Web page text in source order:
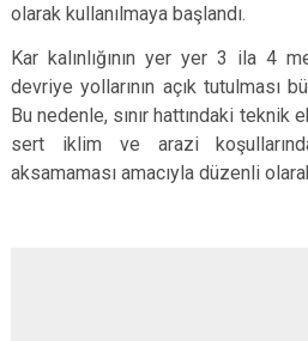
olarak kullanılmaya başlandı.
Kar kalınlığının yer yer 3 ila 4
devriye yollarının açık tutulması
Bu nedenle, sınır hattındaki teknik
sert iklim ve arazi
aksamaması amacıyla düzenli